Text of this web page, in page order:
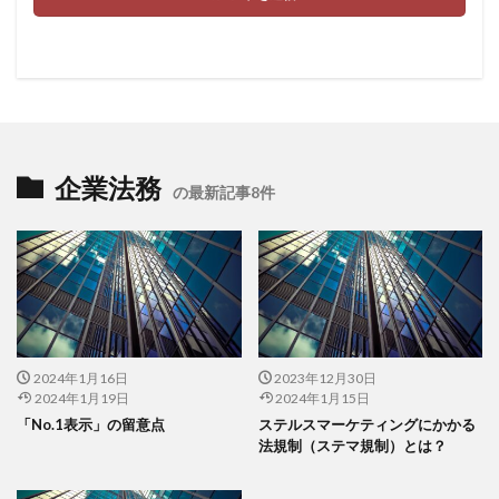
企業法務 の最新記事8件
2024年1月16日
2024年1月19日
「No.1表示」の留意点
2023年12月30日
2024年1月15日
ステルスマーケティングにかかる
法規制（ステマ規制）とは？